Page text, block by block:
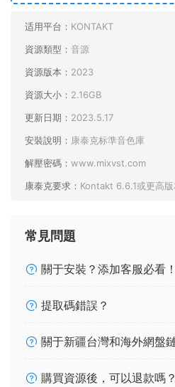
适用平台： KONTAKT
資源類型： 音源
資源版本： 2023
資源大小： 2.16GB
更新日期： 2023.5.17
安裝說明： 康泰克标準音色庫
解壓密碼： www.mixvst.com
康泰克要求： Kontakt 6.6.1或更高版
常見問題
關于安裝？添加客服必看！
提取碼錯誤？
關于新疆台灣和海外網盤
購買資源後，可以退款嗎？